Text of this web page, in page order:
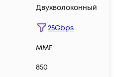
Двухволоконный
25Gbps
MMF
850